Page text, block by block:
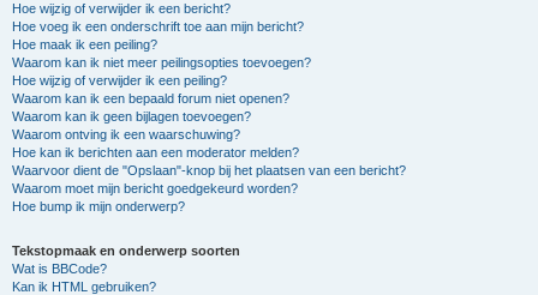
Hoe wijzig of verwijder ik een bericht?
Hoe voeg ik een onderschrift toe aan mijn bericht?
Hoe maak ik een peiling?
Waarom kan ik niet meer peilingsopties toevoegen?
Hoe wijzig of verwijder ik een peiling?
Waarom kan ik een bepaald forum niet openen?
Waarom kan ik geen bijlagen toevoegen?
Waarom ontving ik een waarschuwing?
Hoe kan ik berichten aan een moderator melden?
Waarvoor dient de "Opslaan"-knop bij het plaatsen van een bericht?
Waarom moet mijn bericht goedgekeurd worden?
Hoe bump ik mijn onderwerp?
Tekstopmaak en onderwerp soorten
Wat is BBCode?
Kan ik HTML gebruiken?